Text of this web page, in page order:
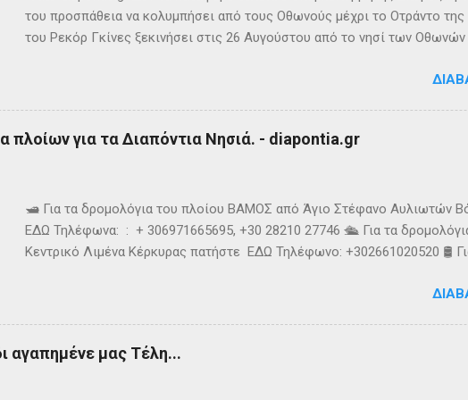
του προσπάθεια να κολυμπήσει από τους Οθωνούς μέχρι το Οτράντο της
του Ρεκόρ Γκίνες ξεκινήσει στις 26 Αυγούστου από το νησί των
της περιοχής. Τη νύχτα ένα κοπάδι μεδουσών τον έβαλε στόχο, η
τον να εγκαταλείψει τη προσπάθεια. 👉 Ακολουθήστε μας στο
πλοίων για τα Διαπόντια Νησιά. - diapontia.gr
🛥️ Για τα δρομολόγια του πλοίου ΒΑΜΟΣ από Άγιο Στέφανο Αυλιωτών
ΕΔΩ Τηλέφωνα: : + 306971665695, +30 28210 27746 🛳️ Για τα
Κεντρικό Λιμένα Κέρκυρας πατήστε ΕΔΩ Τηλέφωνο: +302661020520 🛢️
+302661024220 👉Ακολουθήστε μας στο Facebook και στο Instagram
αγαπημένε μας Τέλη...